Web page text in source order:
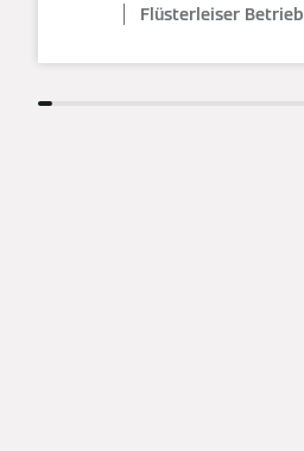
Flüsterleiser Betrieb